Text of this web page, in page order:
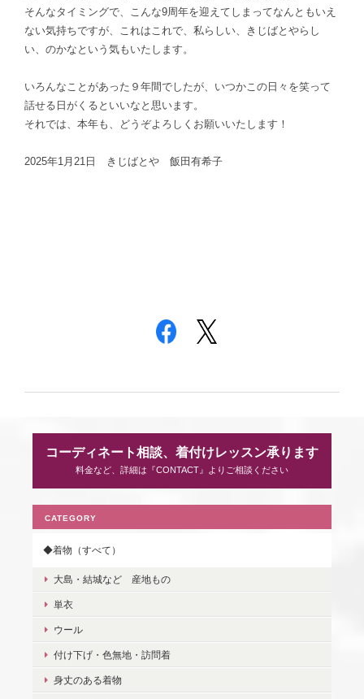
そんなタイミングで、こんな9周年を迎えてしまってなんともいえ
ない気持ちですが、これはこれで、私らしい、きじばとやらし
い、のかなという気もいたします。
いろんなことがあった９年間でしたが、いつかこの日々を笑って
話せる日がくるといいなと思います。
それでは、本年も、どうぞよろしくお願いいたします！
2025年1月21日 きじばとや 飯田有希子
コーディネート相談、着付けレッスン承ります
料金など、詳細は『CONTACT』よりご相談ください
CATEGORY
◆着物（すべて）
大島・結城など 産地もの
単衣
ウール
付け下げ・色無地・訪問着
身丈のある着物